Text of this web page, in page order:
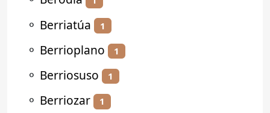
⚬ Berriatúa 1
⚬ Berrioplano 1
⚬ Berriosuso 1
⚬ Berriozar 1